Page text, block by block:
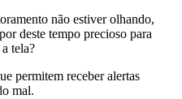
não estiver olhando,
deste tempo precioso para
tela?
permitem receber alertas
mal.